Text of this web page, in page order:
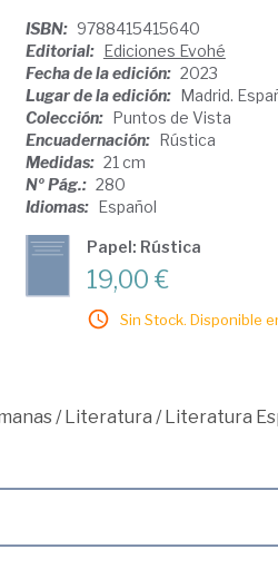
ISBN: 9788415415640
Editorial: Ediciones Evohé
Fecha de la edición: 2023
Lugar de la edición: Madrid.
Colección: Puntos de Vista
Encuadernación: Rústica
Medidas: 21 cm
Nº Pág.: 280
Idiomas: Español
Papel: Rústica
19,00 €
Sin Stock. Disponible
/Literatura /Literatura